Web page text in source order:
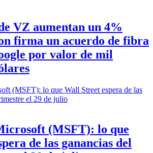
VZ aumentan un 4%
firma un acuerdo de fibra
por valor de mil
(MSFT): lo que
de las ganancias del